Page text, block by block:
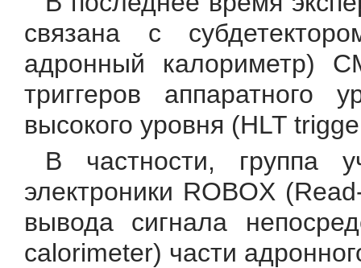
связана с
адронный калориметр)
триггеров аппаратного
высокого уровня (HLT
В частности, группа
электроники ROBOX
вывода сигнала
calorimeter) части